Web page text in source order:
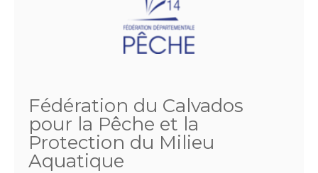
Fédération du Calvados
pour la Pêche et la
Protection du Milieu
Aquatique